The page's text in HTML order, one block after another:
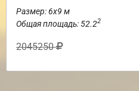
Размер: 6х9 м
Общая площадь: 52.22
2045250